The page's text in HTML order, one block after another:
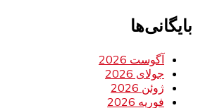
بایگانی‌ها
آگوست 2026
جولای 2026
ژوئن 2026
فوریه 2026